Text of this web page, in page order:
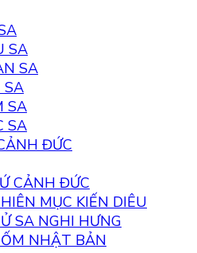
SA
SA
SA
SA
SA
ĐỨC
CẢNH ĐỨC
MỤC KIẾN DIÊU
SA NGHI HƯNG
NHẬT BẢN